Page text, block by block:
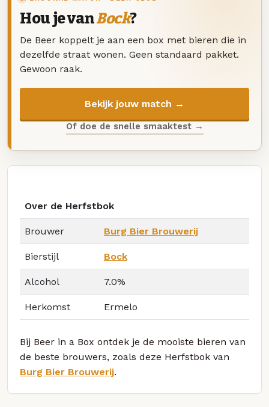
Hou je vanBock?
De Beer koppelt je aan een box met bieren die in
dezelfde straat wonen. Geen standaard pakket.
Gewoon raak.
Bekijk jouw match →
Of doe de snelle smaaktest →
Over de Herfstbok
Brouwer Burg Bier Brouwerij
Bierstijl Bock
Alcohol 7.0%
Herkomst Ermelo
Bij Beer in a Box ontdek je de mooiste bieren van
de beste brouwers, zoals deze Herfstbok van
Burg Bier Brouwerij.